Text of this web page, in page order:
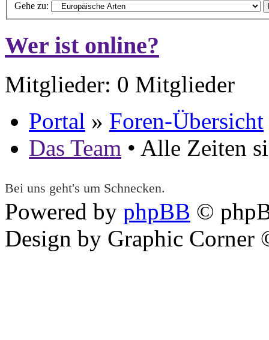
Gehe zu:
Wer ist online?
Mitglieder: 0 Mitglieder
Portal » Foren-Übersicht
Das Team • Alle Zeiten
Bei uns geht's um Schnecken.
Powered by phpBB ©
Design by Graphic Corner